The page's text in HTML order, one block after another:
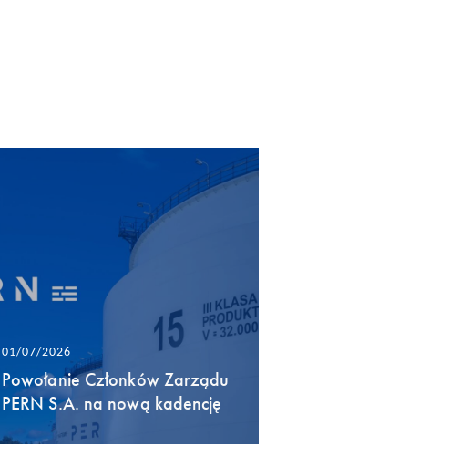
01/07/2026
Powołanie Członków Zarządu
PERN S.A. na nową kadencję